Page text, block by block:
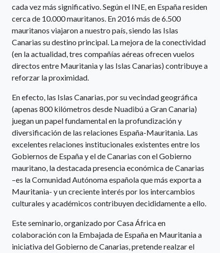
cada vez más significativo. Según el INE, en España residen
cerca de 10.000 mauritanos. En 2016 más de 6.500
mauritanos viajaron a nuestro país, siendo las Islas
Canarias su destino principal. La mejora de la conectividad
(en la actualidad, tres compañías aéreas ofrecen vuelos
directos entre Mauritania y las Islas Canarias) contribuye a
reforzar la proximidad.
En efecto, las Islas Canarias, por su vecindad geográfica
(apenas 800 kilómetros desde Nuadibú a Gran Canaria)
juegan un papel fundamental en la profundización y
diversificación de las relaciones España-Mauritania. Las
excelentes relaciones institucionales existentes entre los
Gobiernos de España y el de Canarias con el Gobierno
mauritano, la destacada presencia económica de Canarias
–es la Comunidad Autónoma española que más exporta a
Mauritania- y un creciente interés por los intercambios
culturales y académicos contribuyen decididamente a ello.
Este seminario, organizado por Casa África en
colaboración con la Embajada de España en Mauritania a
iniciativa del Gobierno de Canarias, pretende realzar el